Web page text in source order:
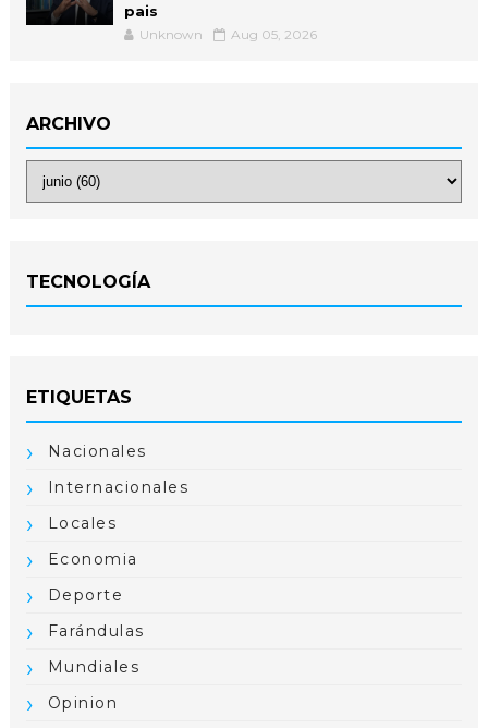
pais
Unknown Aug 05, 2026
ARCHIVO
TECNOLOGÍA
ETIQUETAS
Nacionales
Internacionales
Locales
Economia
Deporte
Farándulas
Mundiales
Opinion